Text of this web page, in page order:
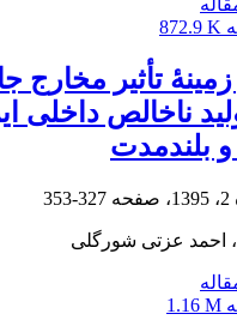
872.9 K
تأثیر مخارج
ناخالص داخلی
بلندمدت
327-353
احمد عزتی شورگلی
1.16 M